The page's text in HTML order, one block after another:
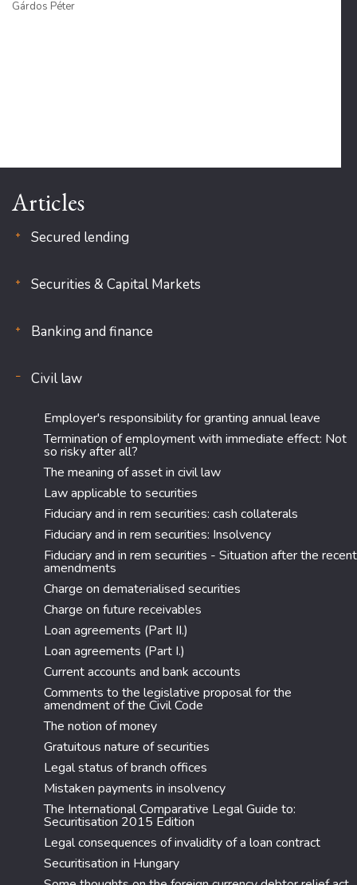
Gárdos Péter
Articles
Secured lending
Securities & Capital Markets
Banking and finance
Civil law
Employer's responsibility for granting annual leave
Termination of employment with immediate effect: Not
so risky after all?
The meaning of asset in civil law
Law applicable to securities
Fiduciary and in rem securities: cash collaterals
Fiduciary and in rem securities: Insolvency
Fiduciary and in rem securities - Situation after the recent
amendments
Charge on dematerialised securities
Charge on future receivables
Loan agreements (Part II.)
Loan agreements (Part I.)
Current accounts and bank accounts
Comments to the legislative proposal for the
amendment of the Civil Code
The notion of money
Gratuitous nature of securities
Legal status of branch offices
Mistaken payments in insolvency
The International Comparative Legal Guide to:
Securitisation 2015 Edition
Legal consequences of invalidity of a loan contract
Securitisation in Hungary